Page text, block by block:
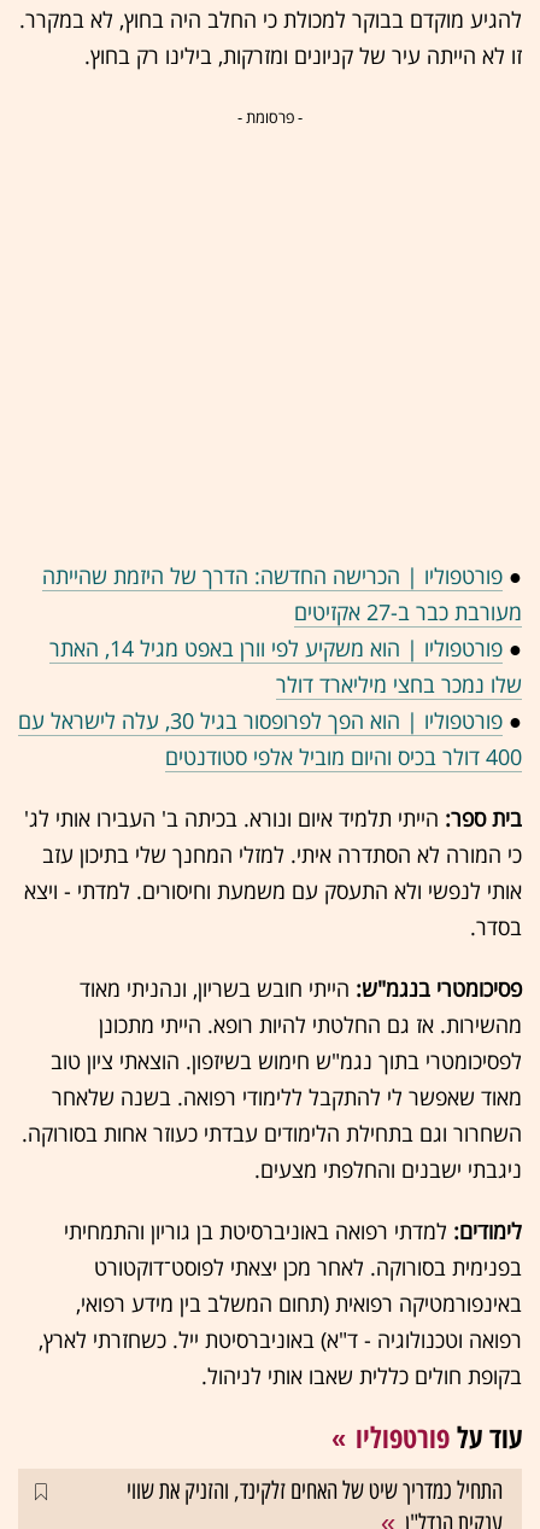
להגיע מוקדם בבוקר למכולת כי החלב היה בחוץ, לא במקרר.
זו לא הייתה עיר של קניונים ומזרקות, בילינו רק בחוץ.
- פרסומת -
● פורטפוליו | הכרישה החדשה: הדרך של היזמת שהייתה
מעורבת כבר ב-27 אקזיטים
●
פורטפוליו | הוא משקיע לפי וורן באפט מגיל 14, האתר
שלו נמכר בחצי מיליארד דולר
●
פורטפוליו | הוא הפך לפרופסור בגיל 30, עלה לישראל עם
400 דולר בכיס והיום מוביל אלפי סטודנטים
בית ספר: הייתי תלמיד איום ונורא. בכיתה ב' העבירו אותי לג'
כי המורה לא הסתדרה איתי. למזלי המחנך שלי בתיכון עזב
אותי לנפשי ולא התעסק עם משמעת וחיסורים. למדתי - ויצא
בסדר.
פסיכומטרי בנגמ"ש: הייתי חובש בשריון, ונהניתי מאוד
מהשירות. אז גם החלטתי להיות רופא. הייתי מתכונן
לפסיכומטרי בתוך נגמ"ש חימוש בשיזפון. הוצאתי ציון טוב
מאוד שאפשר לי להתקבל ללימודי רפואה. בשנה שלאחר
השחרור וגם בתחילת הלימודים עבדתי כעוזר אחות בסורוקה.
ניגבתי ישבנים והחלפתי מצעים.
לימודים: למדתי רפואה באוניברסיטת בן גוריון והתמחיתי
בפנימית בסורוקה. לאחר מכן יצאתי לפוסט־דוקטורט
באינפורמטיקה רפואית (תחום המשלב בין מידע רפואי,
רפואה וטכנולוגיה - ד"א) באוניברסיטת ייל. כשחזרתי לארץ,
בקופת חולים כללית שאבו אותי לניהול.
עוד עלפורטפוליו
התחיל כמדריך שיט של האחים זלקינד, והזניק את שווי